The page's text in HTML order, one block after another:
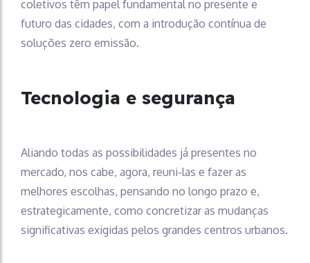
coletivos têm papel fundamental no presente e
futuro das cidades, com a introdução contínua de
soluções zero emissão.
Tecnologia e segurança
Aliando todas as possibilidades já presentes no
mercado, nos cabe, agora, reuni-las e fazer as
melhores escolhas, pensando no longo prazo e,
estrategicamente, como concretizar as mudanças
significativas exigidas pelos grandes centros urbanos.